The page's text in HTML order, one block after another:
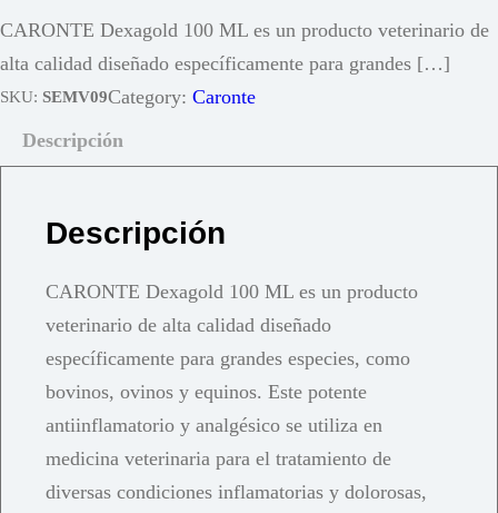
CARONTE Dexagold 100 ML es un producto veterinario de
alta calidad diseñado específicamente para grandes […]
SKU: SEMV09Category: Caronte
Descripción
Descripción
CARONTE Dexagold 100 ML es un producto
veterinario de alta calidad diseñado
específicamente para grandes especies, como
bovinos, ovinos y equinos. Este potente
antiinflamatorio y analgésico se utiliza en
medicina veterinaria para el tratamiento de
diversas condiciones inflamatorias y dolorosas,